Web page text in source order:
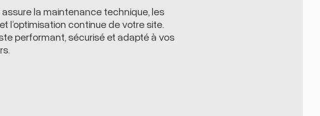
la maintenance technique, les
l’optimisation continue de votre site.
performant, sécurisé et adapté à vos